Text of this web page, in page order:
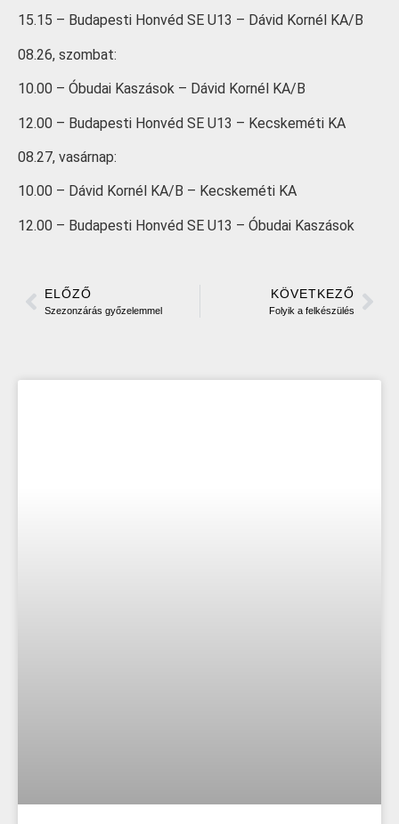
15.15 – Budapesti Honvéd SE U13 – Dávid Kornél KA/B
08.26, szombat:
10.00 – Óbudai Kaszások – Dávid Kornél KA/B
12.00 – Budapesti Honvéd SE U13 – Kecskeméti KA
08.27, vasárnap:
10.00 – Dávid Kornél KA/B – Kecskeméti KA
12.00 – Budapesti Honvéd SE U13 – Óbudai Kaszások
ELŐZŐ
Szezonzárás győzelemmel
KÖVETKEZŐ
Folyik a felkészülés